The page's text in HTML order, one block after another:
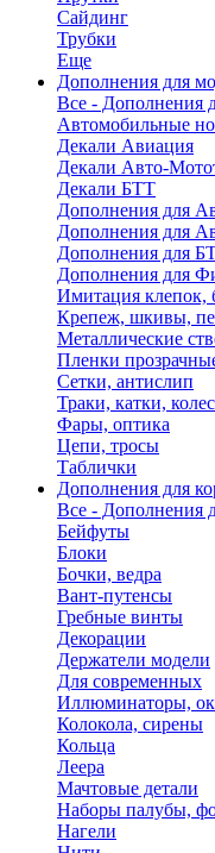
Сайдинг
Трубки
Еще
Дополнения для
Все - Дополнения
Автомобильные
Декали Авиация
Декали Авто-
Декали БТТ
Дополнения для
Дополнения для
Дополнения для
Дополнения для
Имитация клепок,
Крепеж, шкивы,
Металлические
Пленки
Сетки, антислип
Траки, катки,
Фары, оптика
Цепи, тросы
Таблички
Дополнения для
Все - Дополнения
Бейфуты
Блоки
Бочки, ведра
Вант-путенсы
Гребные винты
Декорации
Держатели модели
Для современных
Иллюминаторы,
Колокола, сирены
Кольца
Леера
Мачтовые детали
Наборы палубы,
Нагели